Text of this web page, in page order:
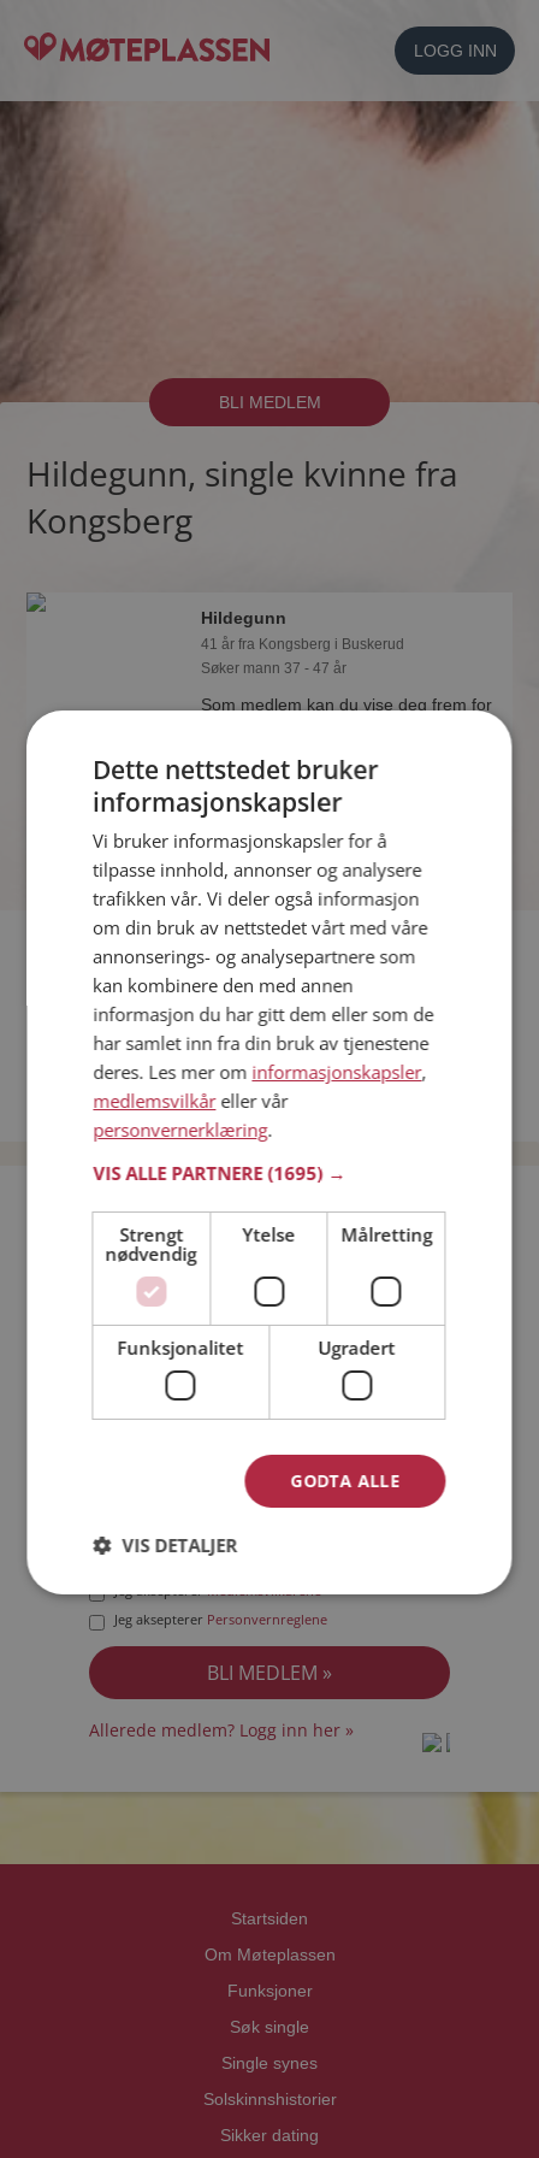
LOGG INN
BLI MEDLEM
Hildegunn, single kvinne fra
Kongsberg
Hildegunn
41 år fra Kongsberg i Buskerud
Søker mann 37 - 47 år
Som medlem kan du vise deg frem for
hvem som synes du er interessant.
Fler single
Flere singlekvinner fra Kongsberg:Lara,Veronika,Meg
Menn fra Kongsberg
Date kvinner i Norge
Date menn i Norge
Bli medlem gratis!
Jeg er en: Mann Kvinne
Min alder:
Jeg akseptererMedlemsvilkårene
Jeg aksepterer Personvernreglene
Allerede medlem? Logg inn her »
Startsiden
Om Møteplassen
Funksjoner
Søk single
Single synes
Solskinnshistorier
Sikker dating
Dette nettstedet bruker
informasjonskapsler
Vi bruker informasjonskapsler for å
tilpasse innhold, annonser og analysere
trafikken vår. Vi deler også informasjon
om din bruk av nettstedet vårt med våre
annonserings- og analysepartnere som
kan kombinere den med annen
informasjon du har gitt dem eller som de
har samlet inn fra din bruk av tjenestene
deres. Les mer om informasjonskapsler,
medlemsvilkåreller vår
personvernerklæring.
VIS ALLE PARTNERE(1695) →
Strengt
nødvendig
Ytelse Målretting
Funksjonalitet Ugradert
GODTA ALLE
VIS DETALJER